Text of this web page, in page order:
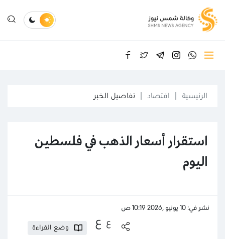
الرئيسية اقتصاد تفاصيل الخبر
استقرار أسعار الذهب في فلسطين
اليوم
نشر في: 10 يونيو ,2026 10:19 ص
ع ع
وضع القراءة